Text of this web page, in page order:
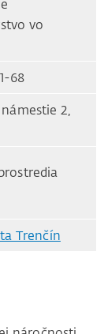
vo
68
2,
Trenčín